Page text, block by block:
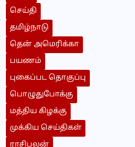
செய்தி
தமிழ்நாடு
தென் அமெரிக்கா
பயணம்
புகைப்பட தொகுப்பு
பொழுதுபோக்கு
மத்திய கிழக்கு
முக்கிய செய்திகள்
ராசிபலன்